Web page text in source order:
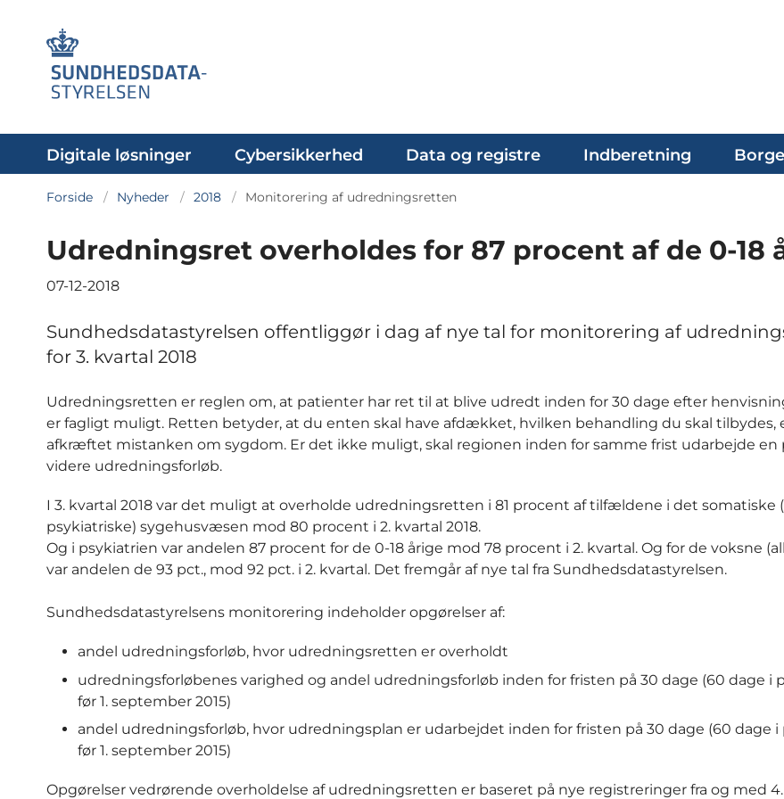
Digitale løsninger Cybersikkerhed Data og registre Indberetning
Forside Nyheder 2018 Monitorering af udredningsretten
Udredningsret overholdes for 87 procent af de 0-18
07-12-2018
Sundhedsdatastyrelsen offentliggør i dag af nye tal for monitorering af
for 3. kvartal 2018
Udredningsretten er reglen om, at patienter har ret til at blive udredt inden for 30 dage efter
er fagligt muligt. Retten betyder, at du enten skal have afdækket, hvilken behandling du skal tilbydes,
afkræftet mistanken om sygdom. Er det ikke muligt, skal regionen inden for samme frist udarbejde en
videre udredningsforløb.
I 3. kvartal 2018 var det muligt at overholde udredningsretten i 81 procent af tilfældene i det somatiske
psykiatriske) sygehusvæsen mod 80 procent i 2. kvartal 2018.
Og i psykiatrien var andelen 87 procent for de 0-18 årige mod 78 procent i 2. kvartal. Og for de voksne
var andelen de 93 pct., mod 92 pct. i 2. kvartal. Det fremgår af nye tal fra Sundhedsdatastyrelsen.
Sundhedsdatastyrelsens monitorering indeholder opgørelser af:
andel udredningsforløb, hvor udredningsretten er overholdt
udredningsforløbenes varighed og andel udredningsforløb inden for fristen på 30 dage (60 dage i
før 1. september 2015)
andel udredningsforløb, hvor udredningsplan er udarbejdet inden for fristen på 30 dage (60 dage i
før 1. september 2015)
Opgørelser vedrørende overholdelse af udredningsretten er baseret på nye registreringer fra og med